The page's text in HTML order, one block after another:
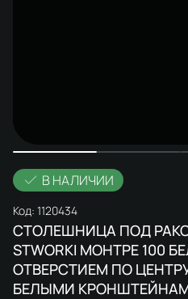
В НАЛИЧИИ
Код: 1120434
СТОЛЕШНИЦА ПОД
STWORKI МОНТРЕ 100
ОТВЕРСТИЕМ ПО
БЕЛЫМИ